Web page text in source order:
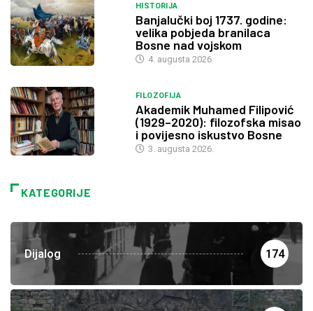
HISTORIJA
Banjalučki boj 1737. godine:
velika pobjeda branilaca
Bosne nad vojskom
4. augusta 2026.
FILOZOFIJA
Akademik Muhamed Filipović
(1929–2020): filozofska misao
i povijesno iskustvo Bosne
3. augusta 2026.
KATEGORIJE
Dijalog 174